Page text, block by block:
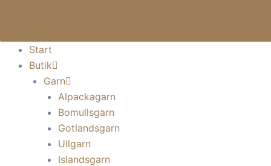
Start
Butik
Garn
Alpackagarn
Bomullsgarn
Gotlandsgarn
Ullgarn
Islandsgarn